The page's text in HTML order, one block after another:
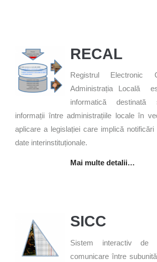
RECAL
Registrul Electronic
Administrația Locală
informatică destinată
informații între administrațiile locale în
aplicare a legislației care implică
date interinstituționale.
Mai multe detalii…
SICC
Sistem interactiv de
comunicare între